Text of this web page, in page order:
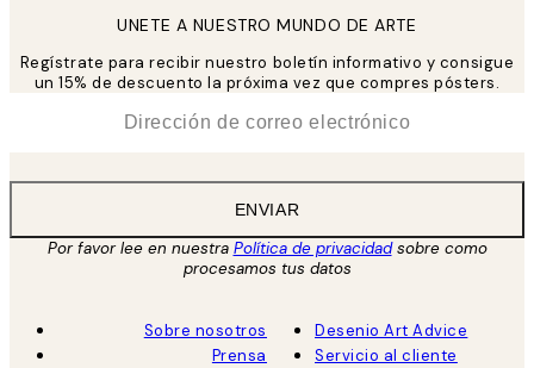
UNETE A NUESTRO MUNDO DE ARTE
Regístrate para recibir nuestro boletín informativo y consigue
un 15% de descuento la próxima vez que compres pósters.
ENVIAR
Por favor lee en nuestra Política de privacidadsobre como
procesamos tus datos
Sobre nosotros
Prensa
Desenio Art Advice
Servicio al cliente